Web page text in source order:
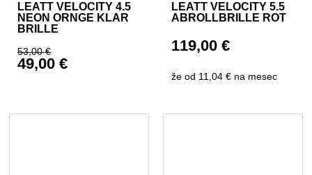
LEATT VELOCITY 4.5
NEON ORNGE KLAR
BRILLE
53,00€
Ursprünglicher Preis war: 53,00 €
49,00€
Aktueller Preis ist: 49,00 €.
LEATT VELOCITY 5.5
ABROLLBRILLE ROT
119,00 €
že od 11,04 € na mesec